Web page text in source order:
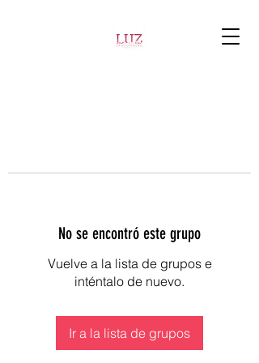
No se encontró este grupo
Vuelve a la lista de grupos e
inténtalo de nuevo.
Ir a la lista de grupos